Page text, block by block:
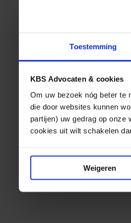
Toestemming
KBS Advocaten & cookies
Om uw bezoek nóg beter te
die door websites kunnen
partijen) uw gedrag op onze
cookies uit wilt schakelen
Weigeren
Beroepen in
geregistreerde
van het BIG-
makkelijker te
moeten
herregistratie is
en deelname